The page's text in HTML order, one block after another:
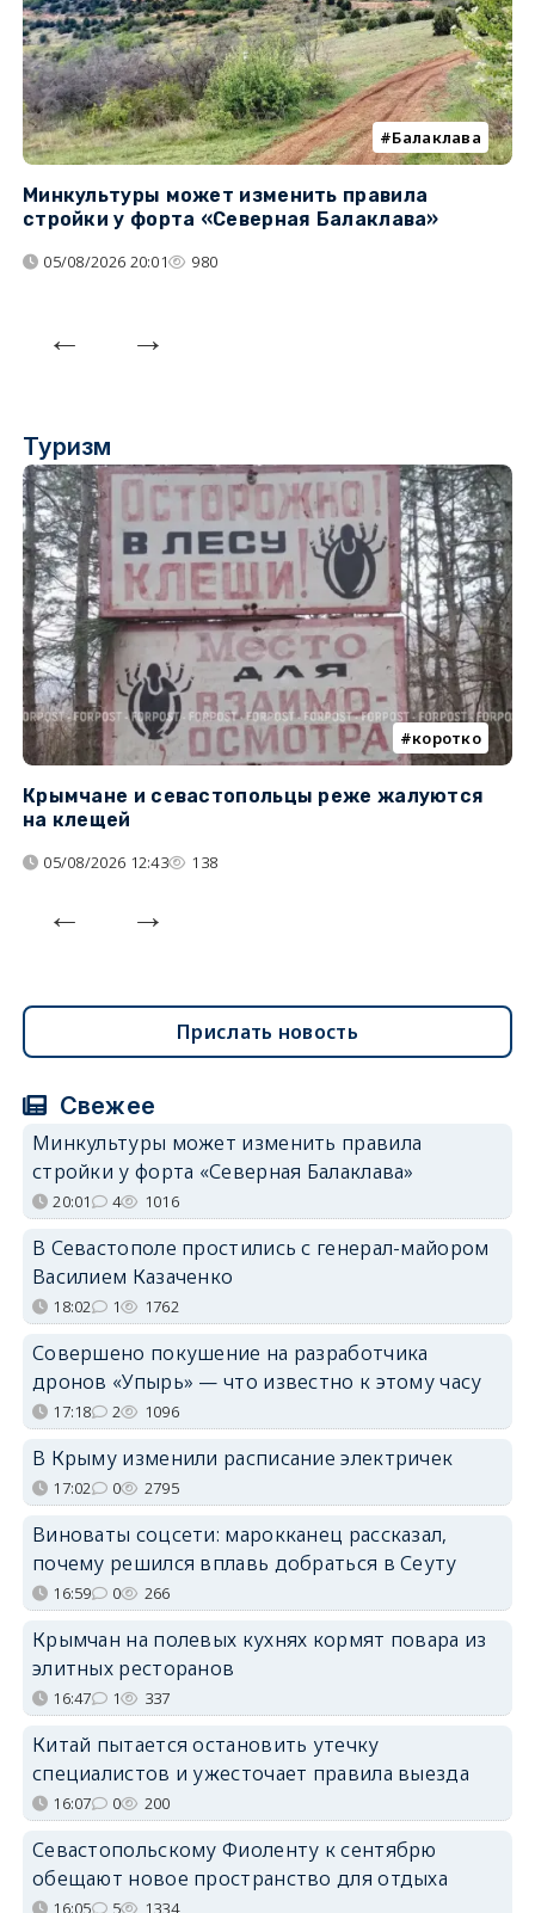
Балаклава
Минкультуры может изменить правила
стройки у форта «Северная Балаклава»
05/08/2026 20:01 980
Туризм
коротко
Крымчане и севастопольцы реже жалуются
на клещей
05/08/2026 12:43 138
Прислать новость
Свежее
Минкультуры может изменить правила
стройки у форта «Северная Балаклава»
20:01 4 1016
В Севастополе простились с генерал-майором
Василием Казаченко
18:02 1 1762
Совершено покушение на разработчика
дронов «Упырь» — что известно к этому часу
17:18 2 1096
В Крыму изменили расписание электричек
17:02 0 2795
Виноваты соцсети: марокканец рассказал,
почему решился вплавь добраться в Сеуту
16:59 0 266
Крымчан на полевых кухнях кормят повара из
элитных ресторанов
16:47 1 337
Китай пытается остановить утечку
специалистов и ужесточает правила выезда
16:07 0 200
Севастопольскому Фиоленту к сентябрю
обещают новое пространство для отдыха
16:05 5 1334